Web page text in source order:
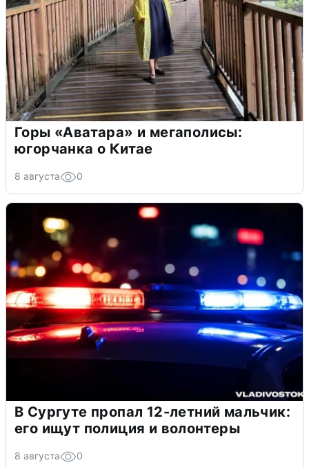
Горы «Аватара» и мегаполисы:
югорчанка о Китае
8 августа 0
В Сургуте пропал 12-летний мальчик:
его ищут полиция и волонтеры
8 августа 0